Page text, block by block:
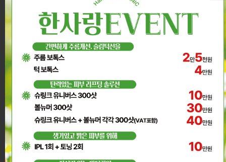
이벤트
언론보도
온라인상담
작성일 : 16-11-
[칼럼] 피부속 색소침